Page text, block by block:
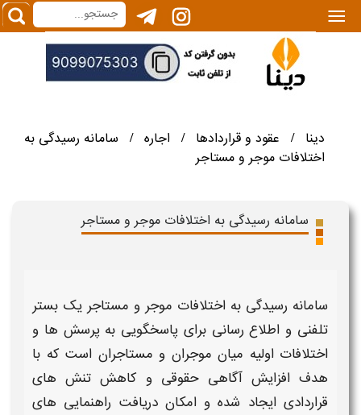
|||
دینا / عقود و قراردادها / اجاره /
سامانه رسیدگی به
اختلافات موجر و مستاجر
سامانه رسیدگی به اختلافات موجر و مستاجر
سامانه رسیدگی به اختلافات موجر و مستاجر یک بستر
تلفنی و اطلاع رسانی برای پاسخگویی به پرسش ها و
اختلافاتاولیه میان موجران و مستاجران است که با
هدف افزایش آگاهی حقوقی و کاهش تنش های
قراردادی ایجاد شده و امکان دریافت راهنمایی های